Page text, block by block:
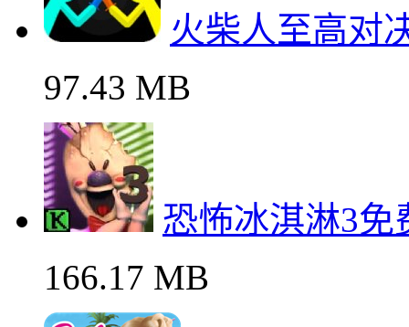
火柴人至高对
97.43 MB
火柴人至高对